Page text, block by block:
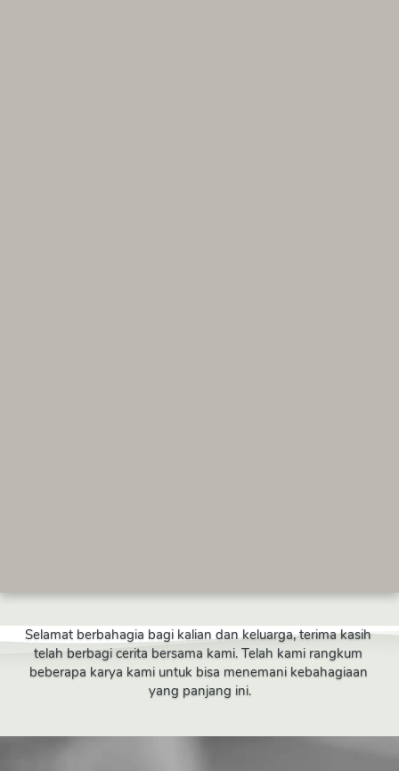
Selamat berbahagia bagi kalian dan keluarga, terima kasih
telah berbagi cerita bersama kami. Telah kami rangkum
beberapa karya kami untuk bisa menemani kebahagiaan
yang panjang ini.